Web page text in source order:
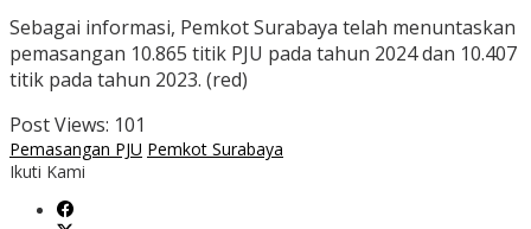
Sebagai informasi, Pemkot Surabaya telah menuntaskan
pemasangan 10.865 titik PJU pada tahun 2024 dan 10.407
titik pada tahun 2023. (red)
Post Views: 101
Pemasangan PJU Pemkot Surabaya
Ikuti Kami